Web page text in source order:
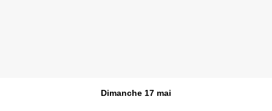
Dimanche 17 mai